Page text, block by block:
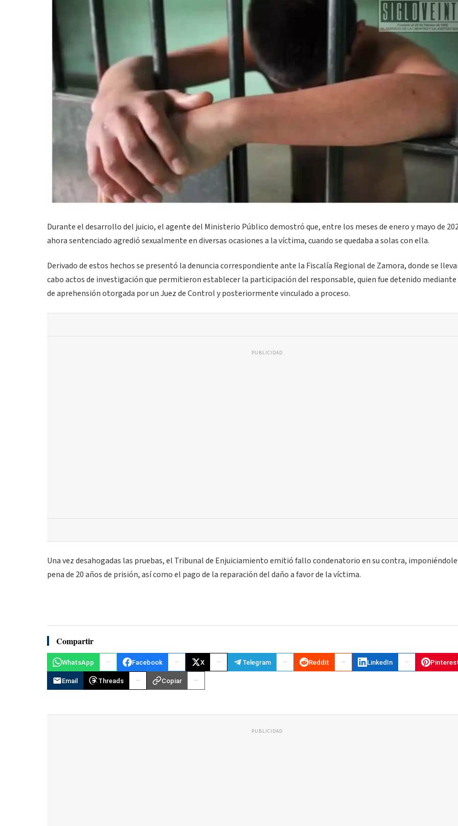
Durante el desarrollo del juicio, el agente del Ministerio Público demostró que, entre los meses de enero y mayo de
ahora sentenciado agredió sexualmente en diversas ocasiones a la víctima, cuando se quedaba a solas con ella.
Derivado de estos hechos se presentó la denuncia correspondiente ante la Fiscalía Regional de Zamora, donde se
cabo actos de investigación que permitieron establecer la participación del responsable, quien fue detenido
de aprehensión otorgada por un Juez de Control y posteriormente vinculado a proceso.
PUBLICIDAD
Una vez desahogadas las pruebas, el Tribunal de Enjuiciamiento emitió fallo condenatorio en su contra,
pena de 20 años de prisión, así como el pago de la reparación del daño a favor de la víctima.
Compartir
WhatsApp Facebook X Telegram Reddit LinkedIn
Email Threads Copiar
PUBLICIDAD